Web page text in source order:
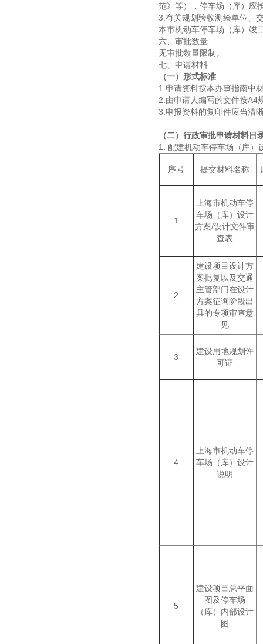
范》等），停车场（库）应
3.有关规划验收测绘单位、
本市机动车停车场（库）竣
六、审批数量
无审批数量限制。
七、申请材料
（一）形式标准
1.申请资料按本办事指南中
2.由申请人编写的文件按A4
3.申报资料的复印件应当清
（二）行政审批申请材料目
1. 配建机动车停车场（库）
序号 提交材料名称
1
上海市机动车停
车场（库）设计
方案/设计文件审
查表
2
建设项目设计方
案批复以及交通
主管部门在设计
方案征询阶段出
具的专项审查意
见
3
建设用地规划许
可证
4
上海市机动车停
车场（库）设计
说明
5
建设项目总平面
图及停车场
（库）内部设计
图